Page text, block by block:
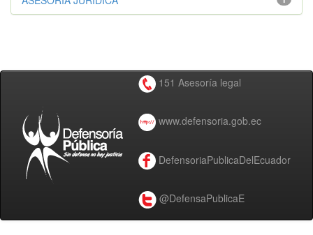
151 Asesoría legal
www.defensoria.gob.ec
DefensoriaPublicaDelEcuador
@DefensaPublicaE